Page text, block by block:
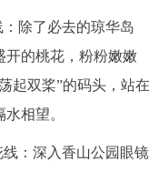
除了必去的琼华岛
开的桃花，粉粉嫩嫩
起双桨”的码头，站在
相望。
：深入香山公园眼镜